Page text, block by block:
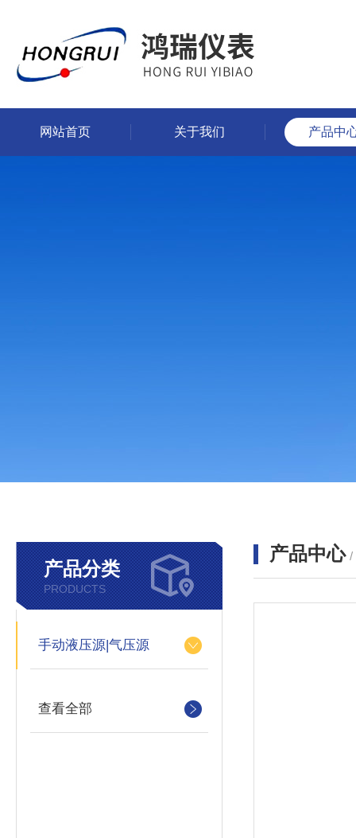
网站首页 关于我们 产品中
产品分类
PRODUCTS
手动液压源|气压源
查看全部
产品中心 /